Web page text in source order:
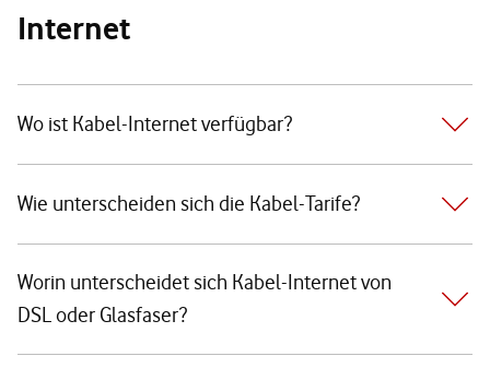
Internet
Wo ist Kabel-Internet verfügbar?
Wie unterscheiden sich die Kabel-Tarife?
Worin unterscheidet sich Kabel-Internet von
DSL oder Glasfaser?